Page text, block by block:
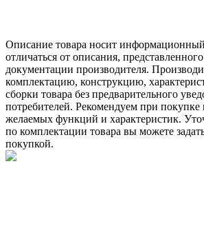
Описание товара носит
отличаться от описания,
документации производителя.
комплектацию, конструкцию,
сборки товара без предварительного
потребителей. Рекомендуем при покупке
желаемых функций и характеристик.
по комплектации товара вы можете
покупкой.